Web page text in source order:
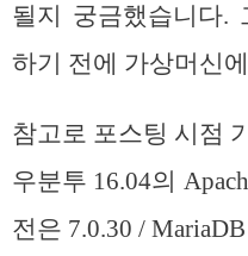
될지 궁금했습니다.
하기 전에 가상머신
참고로 포스팅 시점
우분투 16.04의
전은 7.0.30 /